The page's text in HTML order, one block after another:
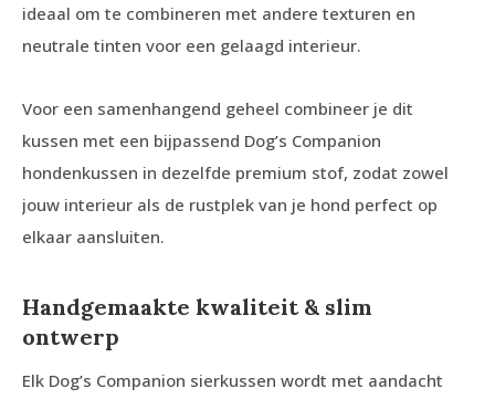
ideaal om te combineren met andere texturen en
neutrale tinten voor een gelaagd interieur.
Voor een samenhangend geheel combineer je dit
kussen met een bijpassend Dog’s Companion
hondenkussen in dezelfde premium stof, zodat zowel
jouw interieur als de rustplek van je hond perfect op
elkaar aansluiten.
Handgemaakte kwaliteit & slim
ontwerp
Elk Dog’s Companion sierkussen wordt met aandacht